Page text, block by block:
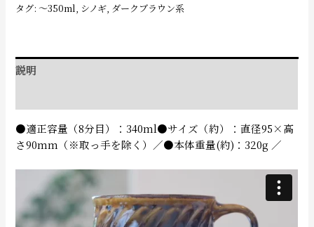
タグ:〜350ml シノギ ダークブラウン系
説明
●適正容量（8分目）：340ml●サイズ（約）：直径95×高
さ90mm（※取っ手を除く）／●本体重量(約)：320g ／